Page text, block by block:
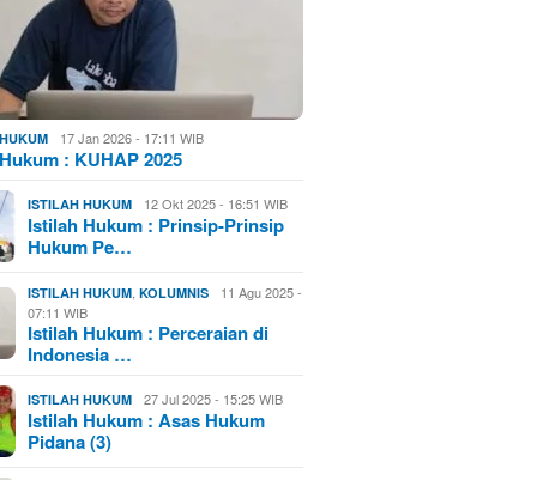
17 Jan 2026 - 17:11 WIB
: KUHAP 2025
ISTILAH HUKUM 12 Okt 2025 - 16:51 WIB
Istilah Hukum : Prinsip-Prinsip
Hukum Pe…
ISTILAH HUKUM ,KOLUMNIS
11 Agu 2025 -
07:11 WIB
Istilah Hukum : Perceraian di
Indonesia …
ISTILAH HUKUM 27 Jul 2025 - 15:25 WIB
Istilah Hukum : Asas Hukum
Pidana (3)